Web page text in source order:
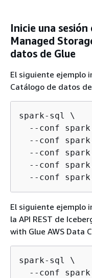
Inicie una
Managed
datos de Glue
El siguiente ejemplo
Catálogo de datos de
spark-sql \
--conf
--conf
--conf
--conf
--conf
El siguiente ejemplo
la API REST de
with Glue AWS Data
spark-sql \
--conf